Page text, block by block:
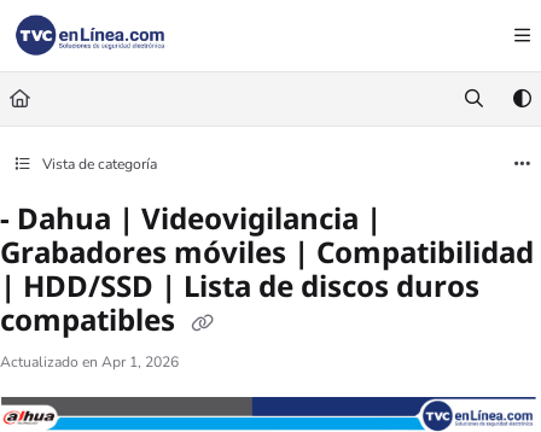
Documentation Index
Fetch the complete documentation index at:
Use this file to discover all available pages before exploring further.
Vista de categoría
- Dahua | Videovigilancia |
Grabadores móviles | Compatibilidad
| HDD/SSD | Lista de discos duros
compatibles
Actualizado en Apr 1, 2026